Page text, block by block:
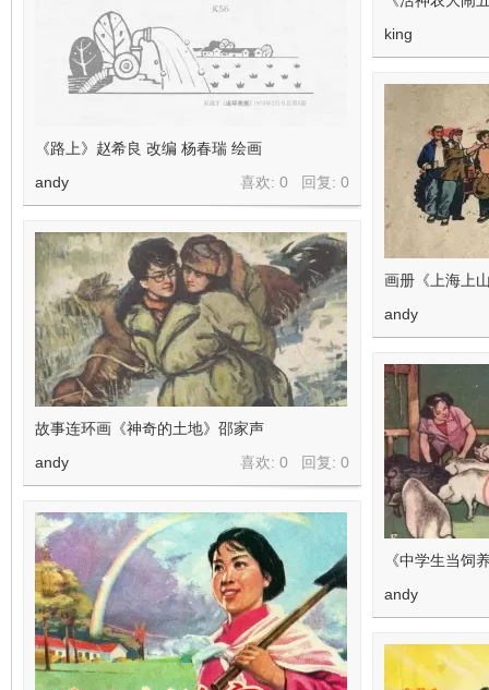
king
《路上》赵希良 改编 杨春瑞 绘画
喜欢: 0 回复: 0
andy
画册《上海上
andy
故事连环画《神奇的土地》邵家声
喜欢: 0 回复: 0
andy
《中学生当饲
andy